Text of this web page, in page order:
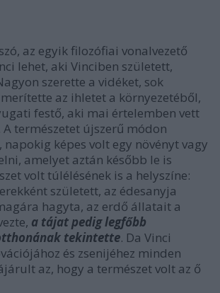
az egyik filozófiai vonalvezető
lehet, aki Vinciben született,
szerette a vidéket, sok
az ihletet a környezetéből,
festő, aki mai értelemben vett
természetet újszerű módon
képes volt egy növényt vagy
amelyet aztán később le is
volt túlélésének is a helyszíne:
született, az édesanyja
hagyta, az erdő állatait a
a tájat pedig legfőbb
tekintette. Da Vinci
és zsenijéhez minden
az, hogy a természet volt az ő